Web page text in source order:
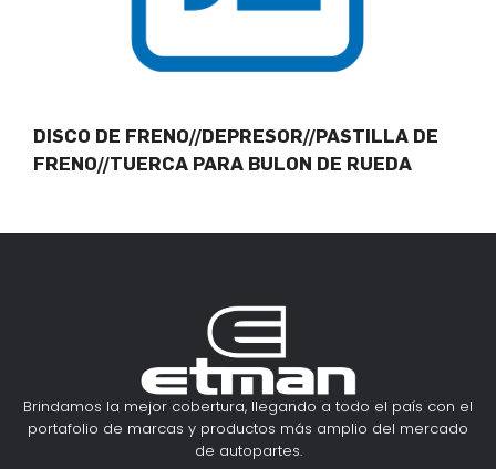
DISCO DE FRENO//DEPRESOR//PASTILLA DE
FRENO//TUERCA PARA BULON DE RUEDA
Brindamos la mejor cobertura, llegando a todo el país con el
portafolio de marcas y productos más amplio del mercado
de autopartes.